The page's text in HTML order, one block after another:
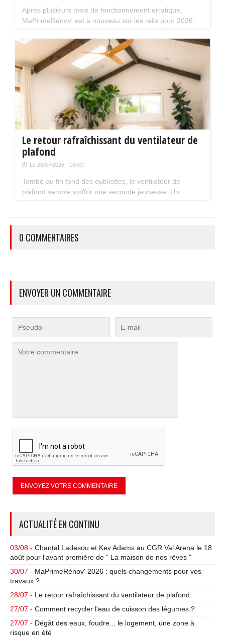
Après plusieurs mois de fonctionnement erratique,
MaPrimeRénov' est à nouveau sur les rails pour 2026.
limiter le nombre de chantiers éligibles. Tour d'horizon.
Le retour rafraîchissant du ventilateur de
plafond
Le 28/07/2026 - 16h07
Tombé au fin fond des oubliettes, le ventilateur de
plafond semble s'offrir une seconde jeunesse. Un
0 COMMENTAIRES
ENVOYER UN COMMENTAIRE
ACTUALITÉ EN CONTINU
03/08 - Chantal Ladesou et Kev Adams au CGR Val Arena le 18
août pour l'avant première de " La maison de nos rêves "
30/07 - MaPrimeRénov' 2026 : quels changements pour vos
travaux ?
28/07 - Le retour rafraîchissant du ventilateur de plafond
27/07 - Comment recycler l'eau de cuisson des légumes ?
27/07 - Dégât des eaux, foudre... le logement, une zone à
risque en été